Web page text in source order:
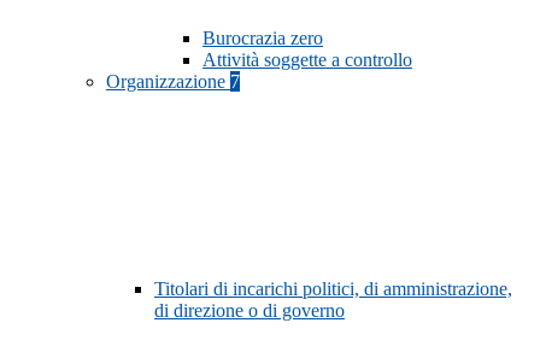
Burocrazia zero
Attività soggette a controllo
Organizzazione 7
Titolari di incarichi politici, di amministrazione,
di direzione o di governo